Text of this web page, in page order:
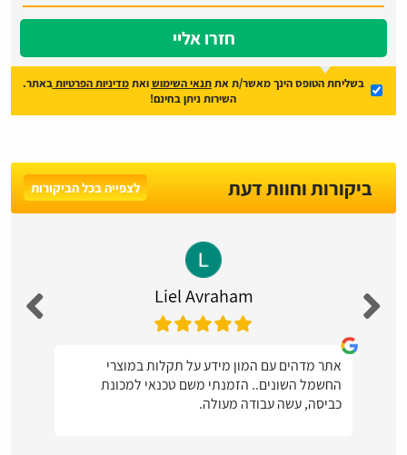
חזרו אליי
בשליחת הטופס הינך מאשר/ת אתתנאי השימושואתמדיניות הפרטיות באתר.
השירות ניתן בחינם!
ביקורות וחוות דעת לצפייה בכל הביקורות
Liel Avraham
אתר מדהים עם המון מידע על תקלות במוצרי
החשמל השונים.. הזמנתי משם טכנאי למכונת
כביסה, עשה עבודה מעולה.